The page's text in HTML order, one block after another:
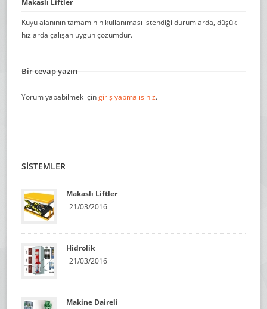
Kuyu alanının tamamının kullanıması istendiği durumlarda, düşük
hızlarda çalışan uygun çözümdür.
Bir cevap yazın
Yorum yapabilmek içingiriş yapmalısınız.
SİSTEMLER
Makaslı Liftler
21/03/2016
Hidrolik
21/03/2016
Makine Daireli